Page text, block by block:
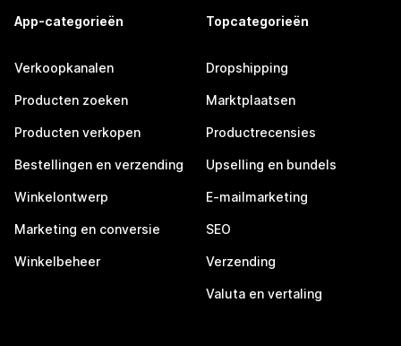
App-categorieën
Verkoopkanalen
Producten zoeken
Producten verkopen
Bestellingen en verzending
Winkelontwerp
Marketing en conversie
Winkelbeheer
Topcategorieën
Dropshipping
Marktplaatsen
Productrecensies
Upselling en bundels
E-mailmarketing
SEO
Verzending
Valuta en vertaling